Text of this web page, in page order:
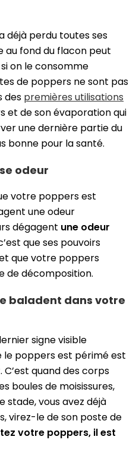
déjà perdu toutes ses
au fond du flacon peut
on le consomme
de poppers ne sont pas
des premières utilisations
et de son évaporation qui
une dernière partie du
bonne pour la santé.
odeur
votre poppers est
une odeur
dégagent une odeur
que ses pouvoirs
que votre poppers
de décomposition.
baladent dans votre
signe visible
poppers est périmé est
quand des corps
boules de moisissures,
stade, vous avez déjà
virez-le de son poste de
votre poppers, il est